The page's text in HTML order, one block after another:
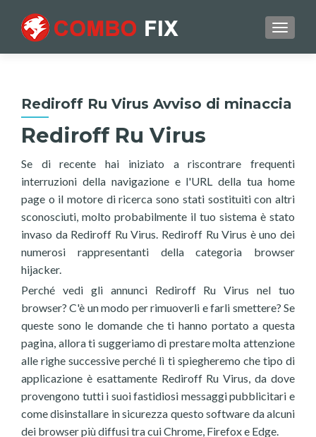
Rediroff Ru Virus Avviso di minaccia
Rediroff Ru Virus
Se di recente hai iniziato a riscontrare frequenti
interruzioni della navigazione e l'URL della tua home
page o il motore di ricerca sono stati sostituiti con altri
sconosciuti, molto probabilmente il tuo sistema è stato
invaso da Rediroff Ru Virus. Rediroff Ru Virus è uno dei
numerosi rappresentanti della categoria browser
hijacker.
Perché vedi gli annunci Rediroff Ru Virus nel tuo
browser? C'è un modo per rimuoverli e farli smettere? Se
queste sono le domande che ti hanno portato a questa
pagina, allora ti suggeriamo di prestare molta attenzione
alle righe successive perché lì ti spiegheremo che tipo di
applicazione è esattamente Rediroff Ru Virus, da dove
provengono tutti i suoi fastidiosi messaggi pubblicitari e
come disinstallare in sicurezza questo software da alcuni
dei browser più diffusi tra cui Chrome, Firefox e Edge.